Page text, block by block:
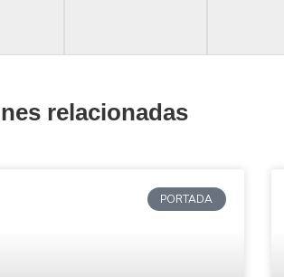
relacionadas
PORTADA